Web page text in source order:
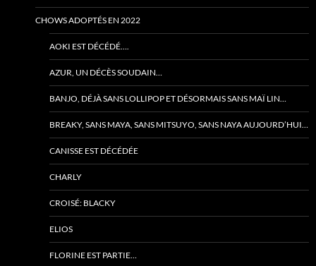
CHOWS ADOPTÉS EN 2022
AOKI EST DÉCÉDÉ….
AZUR, UN DÉCÈS SOUDAIN…
BANJO, DÉJÀ SANS LOLLIPOP ET DÉSORMAIS SANS MAÏ LIN…
BREAKY, SANS MAYA, SANS MITSUYO, SANS NAYA AUJOURD’HUI…
CANISSE EST DÉCÉDÉE
CHARLY
CROISÉ: BLACKY
ELIOS
FLORINE EST PARTIE…